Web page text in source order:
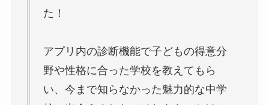
た！
アプリ内の診断機能で子どもの得意分
野や性格に合った学校を教えてもら
い、今まで知らなかった魅力的な中学